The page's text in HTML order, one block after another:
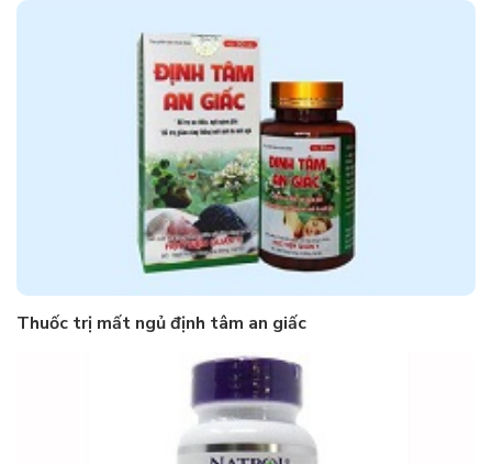
Thuốc trị mất ngủ định tâm an giấc